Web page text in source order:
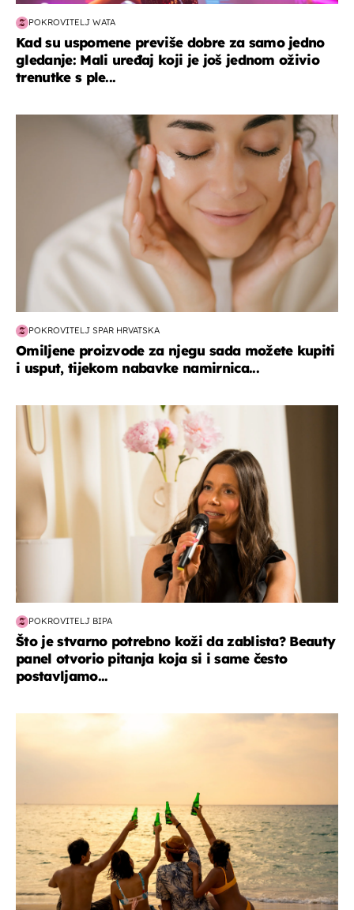
POKROVITELJ WATA
Kad su uspomene previše dobre za samo jedno
gledanje: Mali uređaj koji je još jednom oživio
trenutke s ple...
moda & ljepota
POKROVITELJ SPAR HRVATSKA
Omiljene proizvode za njegu sada možete kupiti
i usput, tijekom nabavke namirnica...
moda & ljepota
POKROVITELJ BIPA
Što je stvarno potrebno koži da zablista? Beauty
panel otvorio pitanja koja si i same često
postavljamo...